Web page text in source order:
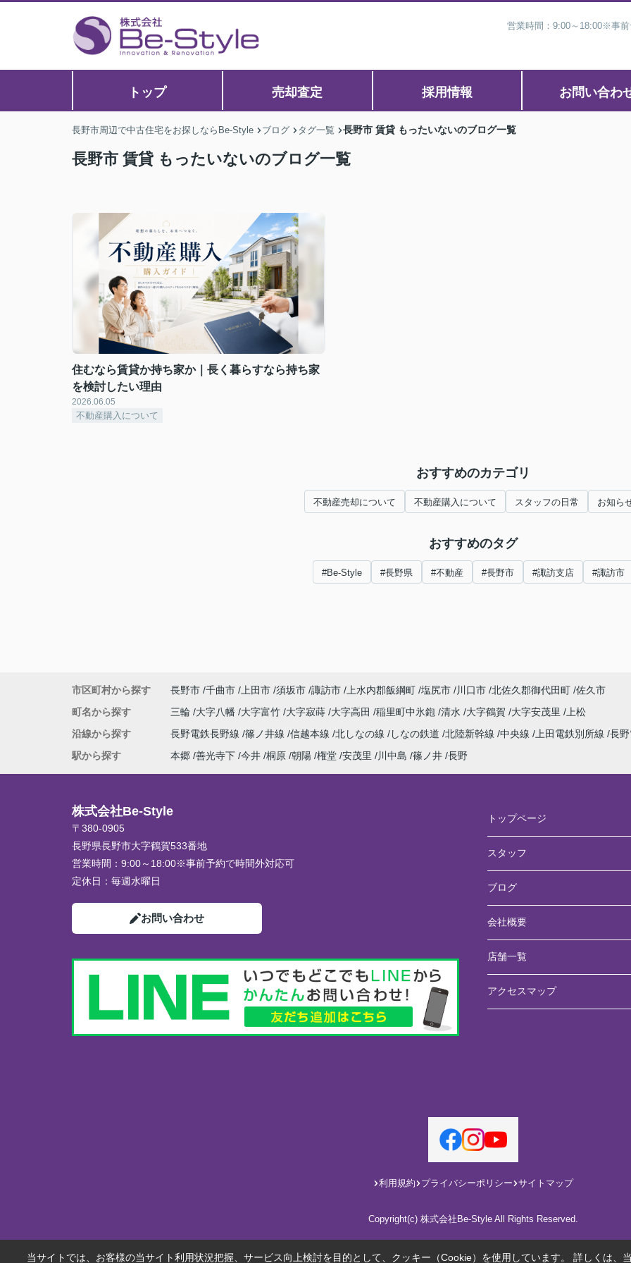
営業時間：9:00～18:00※事
トップ 売却査定 採用情報 お問い合わ
長野市周辺で中古住宅をお探しならBe-Style ブログ タグ一覧 長野市 賃貸 もったいないのブログ一覧
長野市 賃貸 もったいないのブログ一覧
住むなら賃貸か持ち家か｜長く暮らすなら持ち家
を検討したい理由
2026.06.05
不動産購入について
おすすめのカテゴリ
不動産売却について 不動産購入について スタッフの日常 お知ら
おすすめのタグ
#Be-Style #長野県 #不動産 #長野市 #諏訪支店 #諏訪市
市区町村から探す 長野市 千曲市 上田市 須坂市 諏訪市 上水内郡飯綱町 塩尻市 川口市 北佐久郡御代田町 佐久市
町名から探す
三輪 大字八幡 大字富竹 大字寂蒔 大字高田 稲里町中氷鉋 清水 大字鶴賀 大字安茂里
上松
沿線から探す
長野電鉄長野線 篠ノ井線 信越本線 北しなの線 しなの鉄道 北陸新幹線 中央線 上田電鉄別所線 長
駅から探す
本郷 善光寺下 今井 桐原 朝陽 権堂 安茂里 川中島 篠ノ井 長野
株式会社Be-Style
〒380-0905
長野県長野市大字鶴賀533番地
営業時間： 9:00～18:00※事前予約で時間外対応可
定休日： 毎週水曜日
お問い合わせ
トップページ
スタッフ
ブログ
会社概要
店舗一覧
アクセスマップ
利用規約 プライバシーポリシー サイトマップ
Copyright(c) 株式会社Be-Style All Rights Reserved.
当サイトでは、お客様の当サイト利用状況把握、サービス向上検討を目的として、クッキー（Cookie）を使用しています。 詳しくは、